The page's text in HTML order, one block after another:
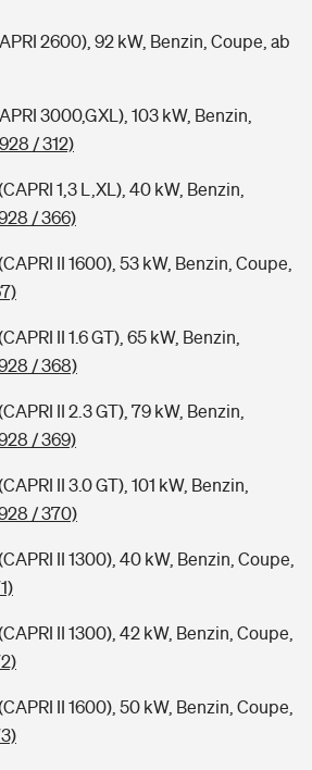
2600), 92 kW, Benzin, Coupe, ab
3000,GXL), 103 kW, Benzin,
/ 312)
1,3 L,XL), 40 kW, Benzin,
/ 366)
II 1600), 53 kW, Benzin, Coupe,
II 1.6 GT), 65 kW, Benzin,
/ 368)
II 2.3 GT), 79 kW, Benzin,
/ 369)
II 3.0 GT), 101 kW, Benzin,
/ 370)
II 1300), 40 kW, Benzin, Coupe,
II 1300), 42 kW, Benzin, Coupe,
II 1600), 50 kW, Benzin, Coupe,